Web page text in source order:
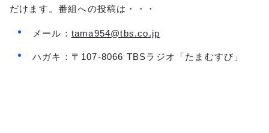
だけます。番組への投稿は・・・
メール： tama954@tbs.co.jp
ハガキ：〒107-8066 TBSラジオ「たまむすび」